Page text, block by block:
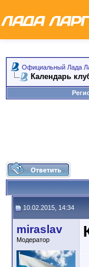
Официальный Лада
Календарь
10.02.2015, 14:34
miraslav
Модератор